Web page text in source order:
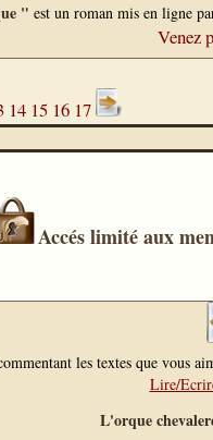
" est un roman mis en ligne
Venez
14 15 16 17
Accés limité aux
les textes que vous
Lire/
L'orque